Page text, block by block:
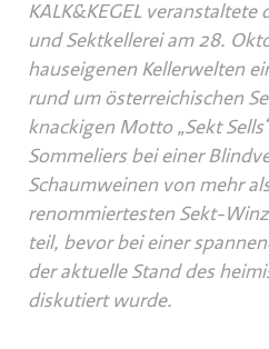
IWO - Institut für Wärme und
z.l.ö. - zukunft.lehre.österreich.
VOLKSBANK
SPARDA-BANK
Mozart
Hochriegl
KALK&KEGEL
und Sektkellerei am 28.
hauseigenen Kellerwelten
rund um österreichischen
knackigen Motto „Sekt
Sommeliers bei einer
Schaumweinen von mehr
renommiertesten Sekt-
teil, bevor bei einer
der aktuelle Stand des
diskutiert wurde.